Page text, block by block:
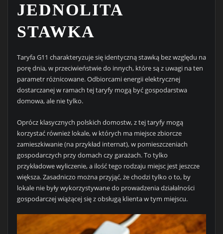
JEDNOLITA
STAWKA
Taryfa G11 charakteryzuje się identyczną stawką bez względu na
porę dnia, w przeciwieństwie do innych, które są z uwagi na ten
parametr różnicowane. Odbiorcami energii elektrycznej
dostarczanej w ramach tej taryfy mogą być gospodarstwa
domowa, ale nie tylko.
Oprócz klasycznych polskich domostw, z tej taryfy mogą
korzystać również lokale, w których ma miejsce zbiorcze
zamieszkiwanie (na przykład internat), w pomieszczeniach
gospodarczych przy domach czy garażach. To tylko
przykładowe wyliczenie, a ilość tego rodzaju miejsc jest jeszcze
większa. Zasadniczo można przyjąć, że chodzi tylko o to, by
lokale nie były wykorzystywane do prowadzenia działalności
gospodarczej wiążącej się z obsługą klienta w tym miejscu.